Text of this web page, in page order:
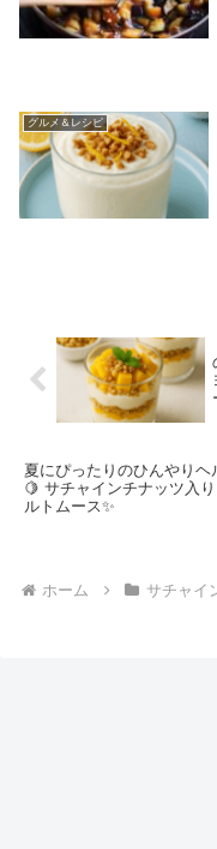
グルメ＆レシピ
夏にぴったりのひんやりヘ
🍋 サチャインチナッツ入
ルトムース✨
ホーム サチャイ